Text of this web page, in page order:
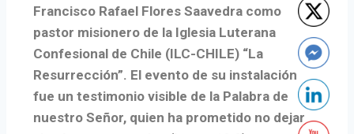
Francisco Rafael Flores Saavedra como
pastor misionero de la Iglesia Luterana
Confesional de Chile (ILC-CHILE) “La
Resurrección”. El evento de su instalación
fue un testimonio visible de la Palabra de
nuestro Señor, quien ha prometido no dejar